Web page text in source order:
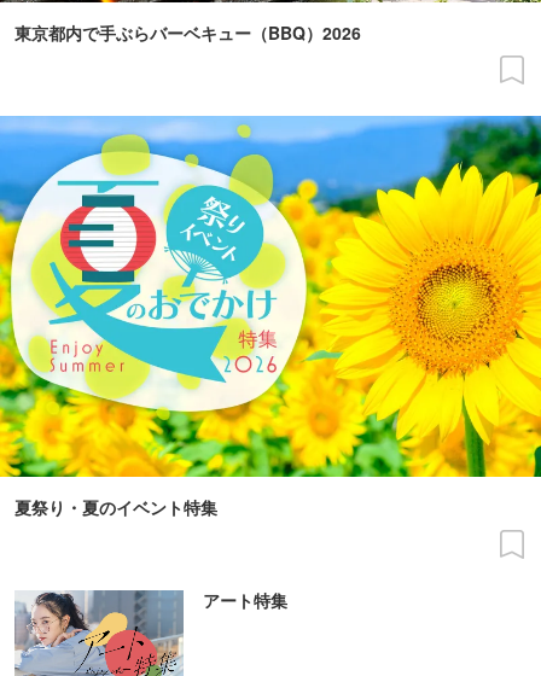
東京都内で手ぶらバーベキュー（BBQ）2026
夏祭り・夏のイベント特集
アート特集